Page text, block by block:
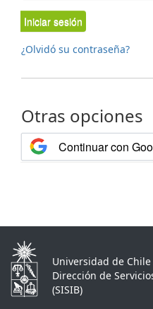
Iniciar sesión
¿Olvidó su contraseña?
Otras opciones
Continuar con
Universidad de Chile
Dirección de
(SISIB)